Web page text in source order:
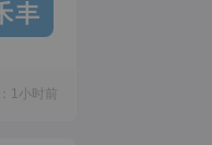
丰
1小时前